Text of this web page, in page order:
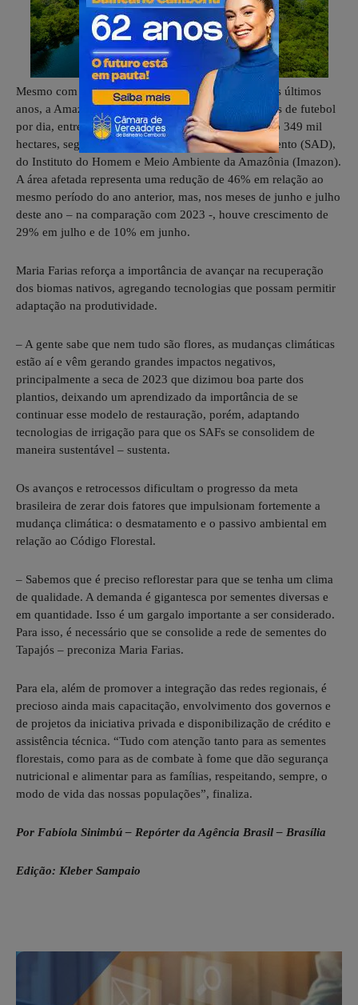
Mesmo com a diminuição do desmatamento nos dois últimos
anos, a Amazônia perdeu o equivalente a mil campos de futebol
por dia, entre agosto de 2023 e julho 2024, somando 349 mil
hectares, segundo o Sistema de Alerta de Desmatamento (SAD),
do Instituto do Homem e Meio Ambiente da Amazônia (Imazon).
A área afetada representa uma redução de 46% em relação ao
mesmo período do ano anterior, mas, nos meses de junho e julho
deste ano – na comparação com 2023 -, houve crescimento de
29% em julho e de 10% em junho.
Maria Farias reforça a importância de avançar na recuperação
dos biomas nativos, agregando tecnologias que possam permitir
adaptação na produtividade.
– A gente sabe que nem tudo são flores, as mudanças climáticas
estão aí e vêm gerando grandes impactos negativos,
principalmente a seca de 2023 que dizimou boa parte dos
plantios, deixando um aprendizado da importância de se
continuar esse modelo de restauração, porém, adaptando
tecnologias de irrigação para que os SAFs se consolidem de
maneira sustentável – sustenta.
Os avanços e retrocessos dificultam o progresso da meta
brasileira de zerar dois fatores que impulsionam fortemente a
mudança climática: o desmatamento e o passivo ambiental em
relação ao Código Florestal.
– Sabemos que é preciso reflorestar para que se tenha um clima
de qualidade. A demanda é gigantesca por sementes diversas e
em quantidade. Isso é um gargalo importante a ser considerado.
Para isso, é necessário que se consolide a rede de sementes do
Tapajós – preconiza Maria Farias.
Para ela, além de promover a integração das redes regionais, é
precioso ainda mais capacitação, envolvimento dos governos e
de projetos da iniciativa privada e disponibilização de crédito e
assistência técnica. “Tudo com atenção tanto para as sementes
florestais, como para as de combate à fome que dão segurança
nutricional e alimentar para as famílias, respeitando, sempre, o
modo de vida das nossas populações”, finaliza.
Por Fabíola Sinimbú – Repórter da Agência Brasil – Brasília
Edição: Kleber Sampaio